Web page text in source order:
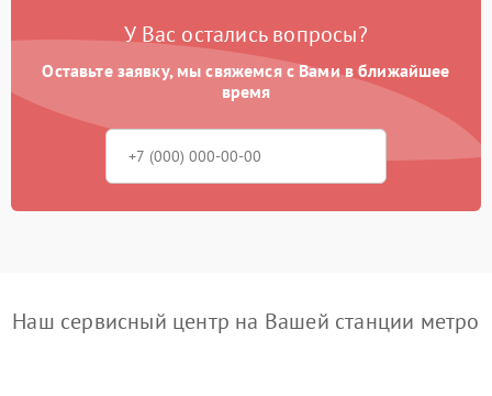
У Вас остались вопросы?
Оставьте заявку, мы свяжемся с Вами в ближайшее
время
Наш сервисный центр на Вашей станции метро